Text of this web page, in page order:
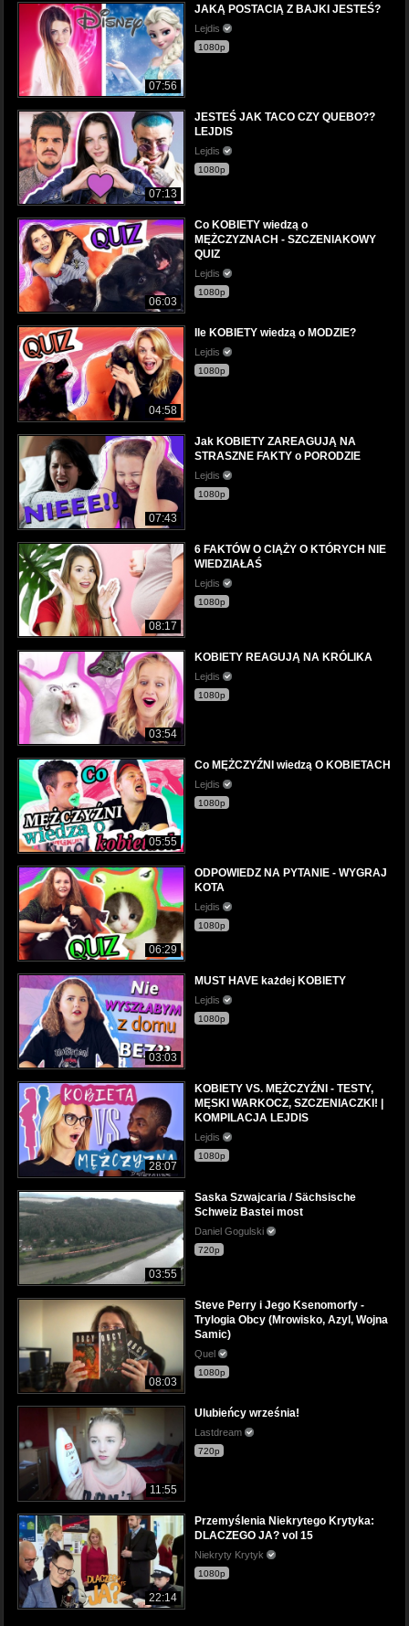
07:56
JAKĄ POSTACIĄ Z BAJKI JESTEŚ?
Lejdis
1080p
07:13
JESTEŚ JAK TACO CZY QUEBO??
LEJDIS
Lejdis
1080p
06:03
Co KOBIETY wiedzą o
MĘŻCZYZNACH - SZCZENIAKOWY
QUIZ
Lejdis
1080p
04:58
Ile KOBIETY wiedzą o MODZIE?
Lejdis
1080p
07:43
Jak KOBIETY ZAREAGUJĄ NA
STRASZNE FAKTY o PORODZIE
Lejdis
1080p
08:17
6 FAKTÓW O CIĄŻY O KTÓRYCH NIE
WIEDZIAŁAŚ
Lejdis
1080p
03:54
KOBIETY REAGUJĄ NA KRÓLIKA
Lejdis
1080p
05:55
Co MĘŻCZYŹNI wiedzą O KOBIETACH
Lejdis
1080p
06:29
ODPOWIEDZ NA PYTANIE - WYGRAJ
KOTA
Lejdis
1080p
03:03
MUST HAVE każdej KOBIETY
Lejdis
1080p
28:07
KOBIETY VS. MĘŻCZYŹNI - TESTY,
MĘSKI WARKOCZ, SZCZENIACZKI! |
KOMPILACJA LEJDIS
Lejdis
1080p
03:55
Saska Szwajcaria / Sächsische
Schweiz Bastei most
Daniel Gogulski
720p
08:03
Steve Perry i Jego Ksenomorfy -
Trylogia Obcy (Mrowisko, Azyl, Wojna
Samic)
Quel
1080p
11:55
Ulubieńcy września!
Lastdream
720p
22:14
Przemyślenia Niekrytego Krytyka:
DLACZEGO JA? vol 15
Niekryty Krytyk
1080p